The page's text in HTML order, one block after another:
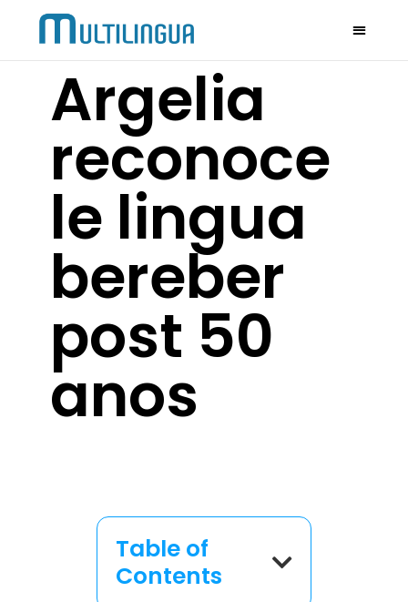
Argelia
reconoce
le lingua
bereber
post 50
anos
Table of
Contents